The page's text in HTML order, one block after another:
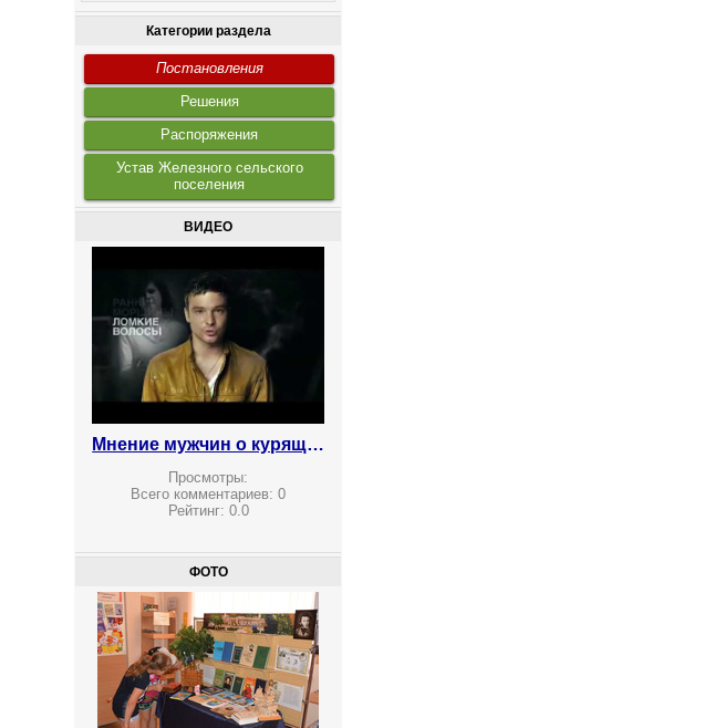
Категории раздела
Постановления
Решения
Распоряжения
Устав Железного сельского
поселения
ВИДЕО
Мнение мужчин о курящих женщинах
Просмотры:
Всего комментариев:0
Рейтинг: 0.0
ФОТО